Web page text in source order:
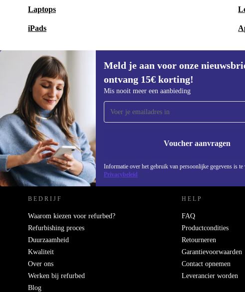
Laptops
iPads
Meld je aan voor onze
ontvang 15€ korting!
Mis nooit meer een aanbieding
Voucher aanvragen
Informatie over het gebruik van persoonlijke gegevens is
Privacybeleid
Meld je aan voor onze nieuwsbrief en
ontvang €15 korting!
Mis nooit meer een aanbieding.
REFURBED NEDERLAND - RETHINK NEW.
BEDRIJF
Waarom kiezen voor refurbed?
Refurbishing proces
Duurzaamheid
Kwaliteit
Over ons
Werken bij refurbed
Blog
HELP
FAQ
Productcondities
Retourneren
Garantievoorwaarden
Contact opnemen
Leverancier worden